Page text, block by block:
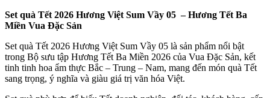
Set quà Tết 2026 Hương Việt Sum Vầy 05 – Hương Tết Ba
Miền Vua Đặc Sản
Set quà Tết 2026 Hương Việt Sum Vầy 05 là sản phẩm nổi bật
trong Bộ sưu tập Hương Tết Ba Miền 2026 của Vua Đặc Sản, kết
tinh tinh hoa ẩm thực Bắc – Trung – Nam, mang đến món quà Tết
sang trọng, ý nghĩa và giàu giá trị văn hóa Việt.